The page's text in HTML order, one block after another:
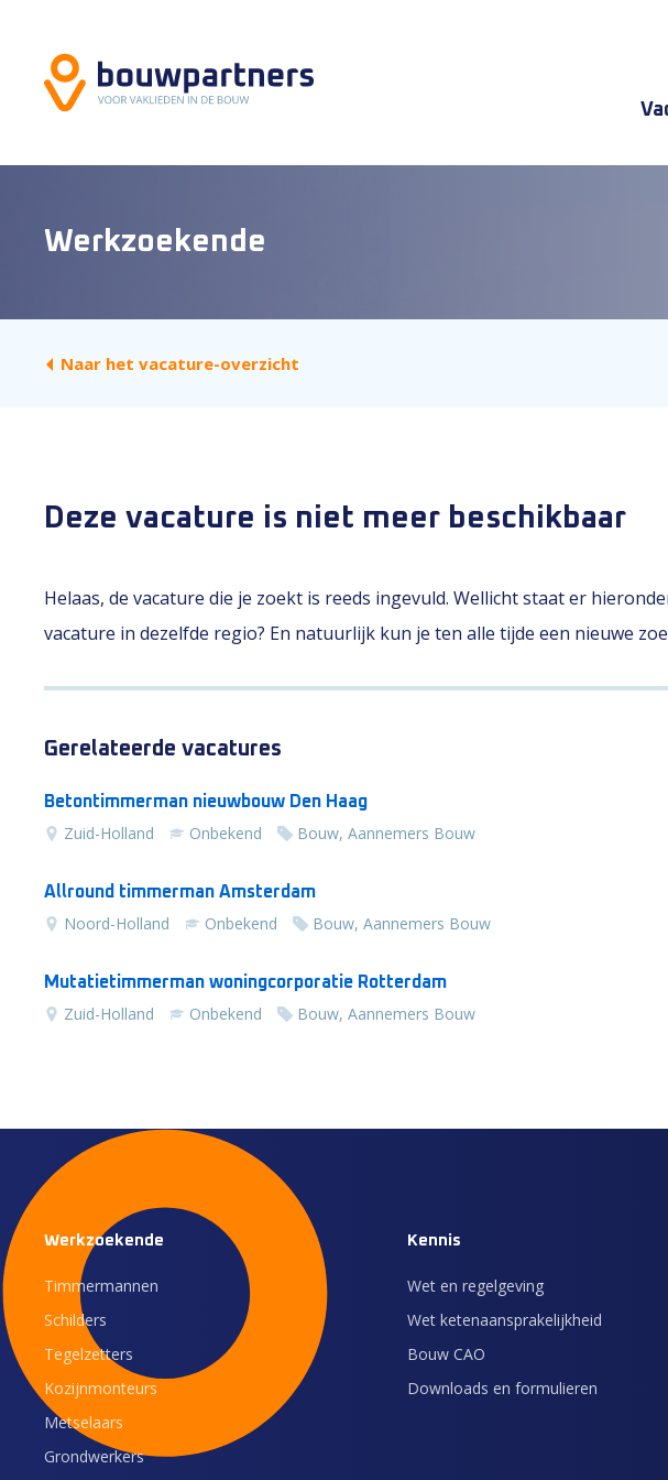
Werkzoekende
Naar het vacature-overzicht
Deze vacature is niet meer beschikbaar
Helaas, de vacature die je zoekt is reeds ingevuld. Wellicht staat er
vacature in dezelfde regio? En natuurlijk kun je ten alle tijde een nieuwe
Gerelateerde vacatures
Betontimmerman nieuwbouw Den Haag
Zuid-Holland Onbekend Bouw, Aannemers Bouw
Allround timmerman Amsterdam
Noord-Holland Onbekend Bouw, Aannemers Bouw
Mutatietimmerman woningcorporatie Rotterdam
Zuid-Holland Onbekend Bouw, Aannemers Bouw
Werkzoekende
Timmermannen
Schilders
Tegelzetters
Kozijnmonteurs
Metselaars
Grondwerkers
Kennis
Wet en regelgeving
Wet ketenaansprakelijkheid
Bouw CAO
Downloads en formulieren